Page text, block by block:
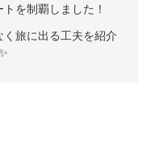
を制覇しました！
旅に出る工夫を紹介